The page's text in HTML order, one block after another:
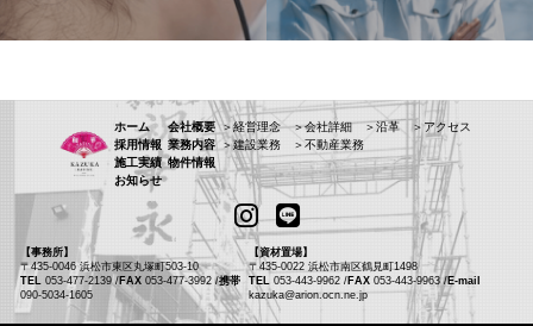
ホーム 会社概要 ＞経営理念 ＞会社詳細＞沿革
＞アクセス
採用情報 業務内容 ＞建設業務
＞不動産業務
施工実績 物件情報
お知らせ
【事務所】
〒435-0046 浜松市東区丸塚町503-10
TEL 053-477-2139 / FAX 053-477-3992 /携帯
090-5034-1605
【資材置場】
〒435-0022 浜松市南区鶴見町1498
TEL053-443-9962 /FAX053-443-9963 /E-mail
kazuka@arion.ocn.ne.jp